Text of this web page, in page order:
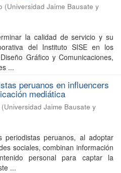
(Universidad Jaime Bausate y
la calidad de servicio y su
del Instituto SISE en los
Gráfico y Comunicaciones,
...
peruanos en influencers
mediática
(Universidad Jaime Bausate y
periodistas peruanos, al adoptar
sociales, combinan información
personal para captar la
...